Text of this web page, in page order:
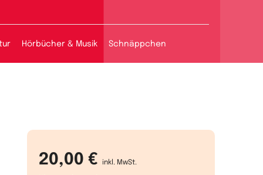
Hörbücher & Musik Schnäppchen
20,00 € inkl. MwSt.